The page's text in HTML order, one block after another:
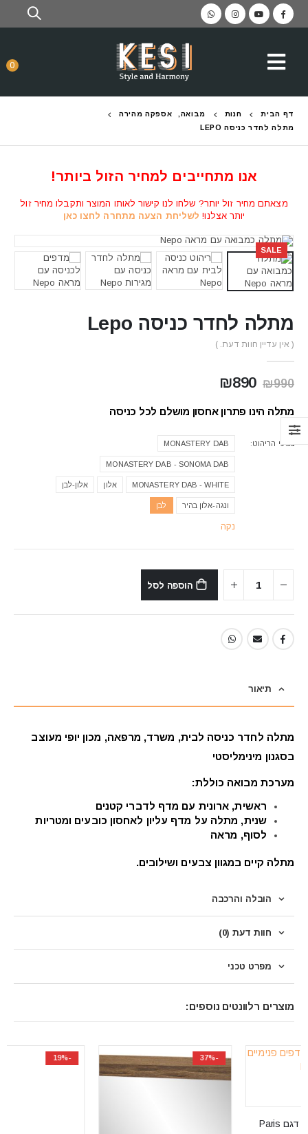
0
דף הבית חנות מבואה
אספקה מהירה
מתלה לחדר כניסה LEPO
אנו מתחייבים למחיר הזול ביותר!
מצאתם מחיר זול יותר? שלחו לנו קישור לאותו המוצר ותקבלו מחיר זול
יותר אצלנו! לשליחת הצעה מתחרה לחצו כאן
SALE
מתלה לחדר כניסה Lepo
( אין עדיין חוות דעת. )
₪990
המחיר
היה:
₪890
הוא:
מתלה הינו פתרון אחסון מושלם לכל כניסה
צבעי הריהוט MONASTERY DAB
MONASTERY DAB - SONOMA DAB
MONASTERY DAB - WHITE אלון אלון-לבן
ונגה-אלון בהיר לבן
נקה
הוספה לסל
תיאור
מתלה לחדר כניסה לבית, משרד, מרפאה, מכון יופי מעוצב
בסגנון מינימליסטי
מערכת מבואה כוללת:
ראשית, ארונית עם מדף לדברי קטנים
שנית, מתלה על מדף עליון לאחסון כובעים ומטריות
לסוף, מראה
מתלה קיים במגוון צבעים ושילובים.
הובלה והרכבה
חוות דעת (0)
מפרט טכני
מוצרים רלוונטים נוספים:
-37%
-19%